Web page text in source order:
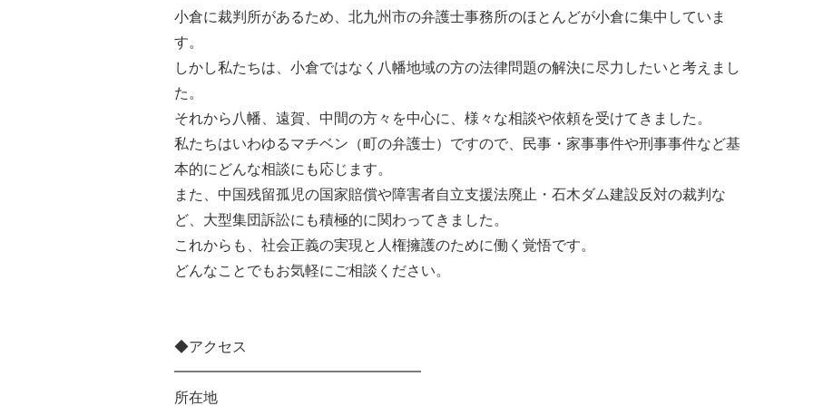
小倉に裁判所があるため、北九州市の弁護士事務所のほとんどが小倉に集中していま
す。
しかし私たちは、小倉ではなく八幡地域の方の法律問題の解決に尽力したいと考えまし
た。
それから八幡、遠賀、中間の方々を中心に、様々な相談や依頼を受けてきました。
私たちはいわゆるマチベン（町の弁護士）ですので、民事・家事事件や刑事事件など基
本的にどんな相談にも応じます。
また、中国残留孤児の国家賠償や障害者自立支援法廃止・石木ダム建設反対の裁判な
ど、大型集団訴訟にも積極的に関わってきました。
これからも、社会正義の実現と人権擁護のために働く覚悟です。
どんなことでもお気軽にご相談ください。
◆アクセス
━━━━━━━━━━━━━━━━━
所在地